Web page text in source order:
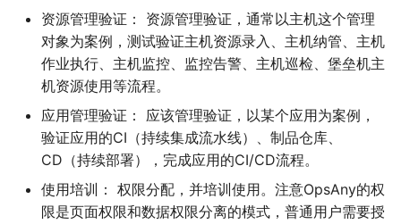
资源管理验证： 资源管理验证，通常以主机这个管理
对象为案例，测试验证主机资源录入、主机纳管、主机
作业执行、主机监控、监控告警、主机巡检、堡垒机主
机资源使用等流程。
应用管理验证： 应该管理验证，以某个应用为案例，
验证应用的CI（持续集成流水线）、制品仓库、
CD（持续部署），完成应用的CI/CD流程。
使用培训： 权限分配，并培训使用。注意OpsAny的权
限是页面权限和数据权限分离的模式，普通用户需要授